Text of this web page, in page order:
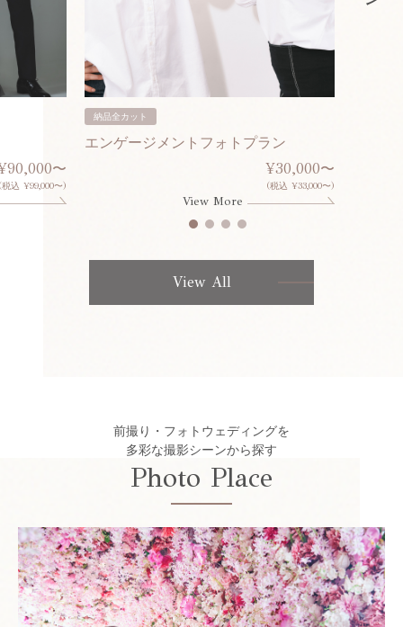
〜
(税込 ¥99,000〜)
納品全カット
エンゲージメントフォトプラン
¥30,000〜
(税込 ¥33,000〜)
View More
View All
前撮り・フォトウェディングを
多彩な撮影シーンから探す
Photo Place